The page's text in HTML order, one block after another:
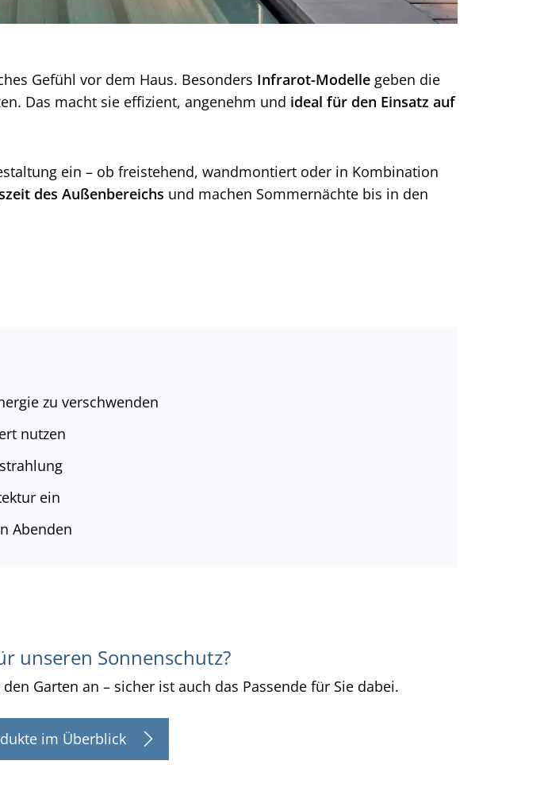
Gefühl vor dem Haus. Besonders Infrarot-Modelle geben die
Das macht sie effizient, angenehm und ideal für den Einsatz auf
ein – ob freistehend, wandmontiert oder in Kombination
des Außenbereichs und machen Sommernächte bis in den
zu verschwenden
nutzen
ein
Abenden
unseren Sonnenschutz?
Garten an – sicher ist auch das Passende für Sie dabei.
im Überblick